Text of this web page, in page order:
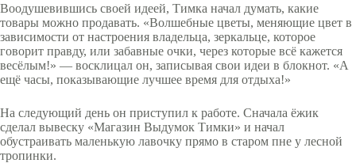
Воодушевившись своей идеей, Тимка начал думать, какие
товары можно продавать. «Волшебные цветы, меняющие цвет в
зависимости от настроения владельца, зеркальце, которое
говорит правду, или забавные очки, через которые всё кажется
весёлым!» — восклицал он, записывая свои идеи в блокнот. «А
ещё часы, показывающие лучшее время для отдыха!»
На следующий день он приступил к работе. Сначала ёжик
сделал вывеску «Магазин Выдумок Тимки» и начал
обустраивать маленькую лавочку прямо в старом пне у лесной
тропинки.